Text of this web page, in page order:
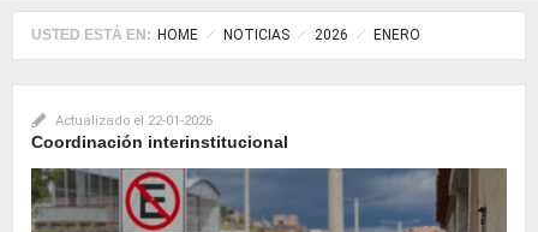
USTED ESTÁ EN: HOME NOTICIAS 2026 ENERO
Actualizado el 22-01-2026
Coordinación interinstitucional